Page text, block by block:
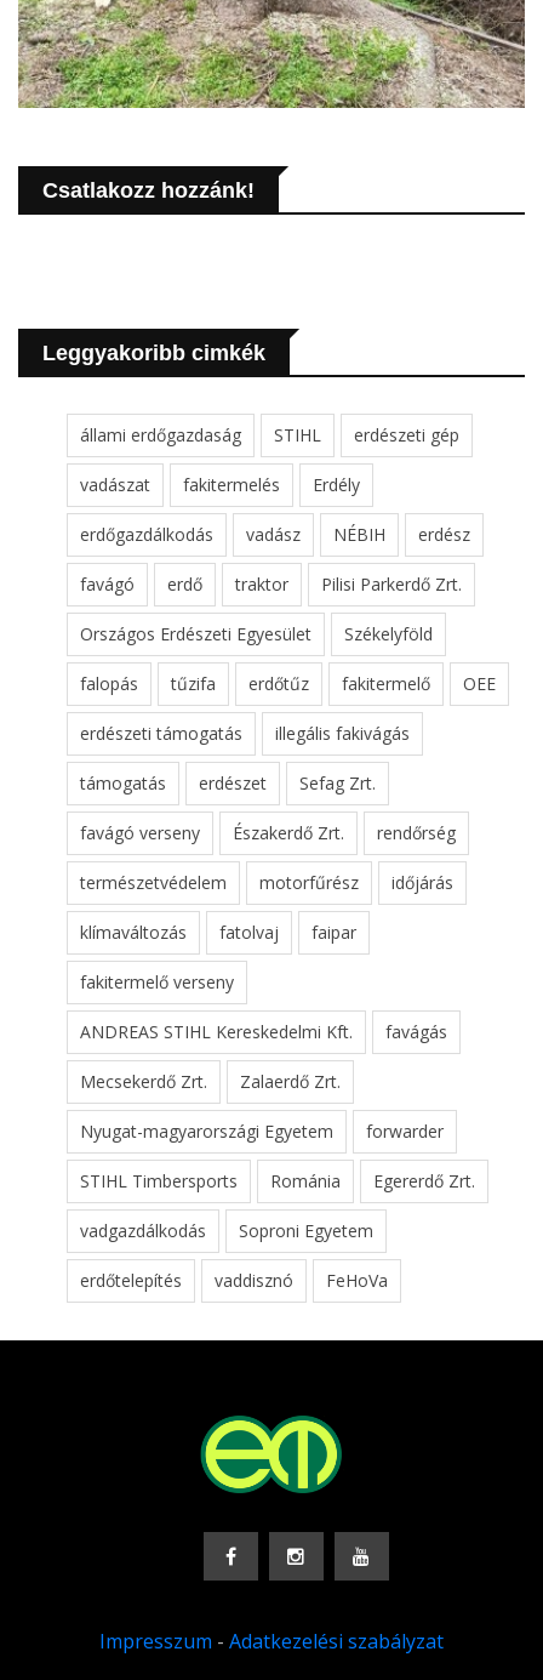
Csatlakozz hozzánk!
Leggyakoribb cimkék
állami erdőgazdaság STIHL erdészeti gép
vadászat fakitermelés Erdély
erdőgazdálkodás vadász NÉBIH erdész
favágó erdő traktor Pilisi Parkerdő Zrt.
Országos Erdészeti Egyesület Székelyföld
falopás tűzifa erdőtűz fakitermelő OEE
erdészeti támogatás illegális fakivágás
támogatás erdészet Sefag Zrt.
favágó verseny Északerdő Zrt. rendőrség
természetvédelem motorfűrész időjárás
klímaváltozás fatolvaj faipar
fakitermelő verseny
ANDREAS STIHL Kereskedelmi Kft. favágás
Mecsekerdő Zrt. Zalaerdő Zrt.
Nyugat-magyarországi Egyetem forwarder
STIHL Timbersports Románia Egererdő Zrt.
vadgazdálkodás Soproni Egyetem
erdőtelepítés vaddisznó FeHoVa
Impresszum - Adatkezelési szabályzat